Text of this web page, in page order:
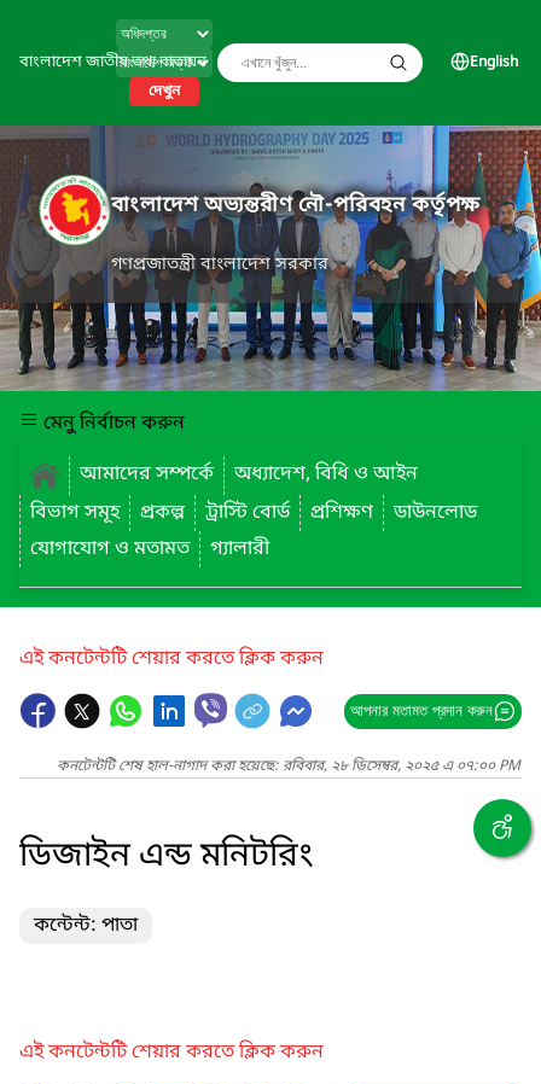
বাংলাদেশ জাতীয় তথ্য বাতায়ন
দেখুন
English
বাংলাদেশ অভ্যন্তরীণ নৌ-পরিবহন কর্তৃপক্ষ
গণপ্রজাতন্ত্রী বাংলাদেশ সরকার
মেনু নির্বাচন করুন
আমাদের সম্পর্কে
অধ্যাদেশ, বিধি ও আইন
বিভাগ সমূহ
প্রকল্প ট্রাস্টি বোর্ড প্রশিক্ষণ
ডাউনলোড
যোগাযোগ ও মতামত
গ্যালারী
এই কনটেন্টটি শেয়ার করতে ক্লিক করুন
আপনার মতামত প্রদান করুন
কনটেন্টটি শেষ হাল-নাগাদ করা হয়েছে: রবিবার, ২৮ ডিসেম্বর, ২০২৫ এ ০৭:০০ PM
ডিজাইন এন্ড মনিটরিং
কন্টেন্ট: পাতা
এই কনটেন্টটি শেয়ার করতে ক্লিক করুন